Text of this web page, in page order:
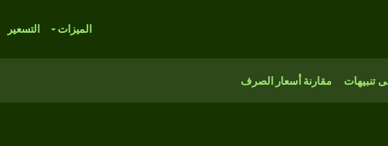
الميزات التسعير
تنبيهات مقارنة أسعار الصرف